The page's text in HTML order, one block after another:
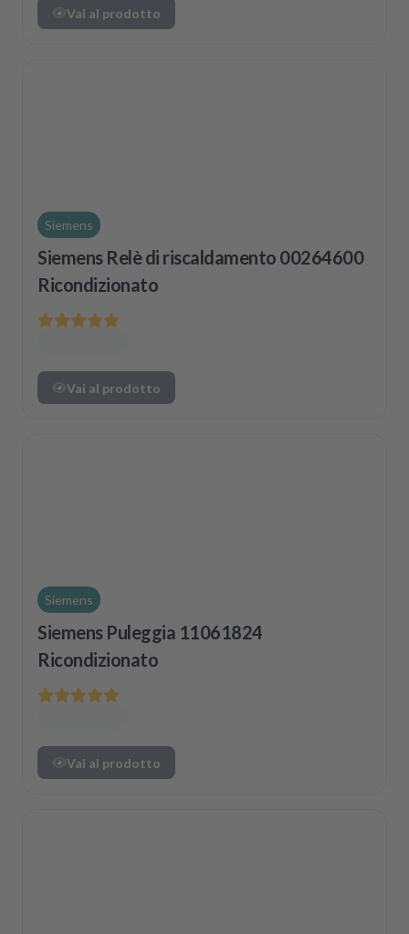
Vai al prodotto
Siemens
Siemens Relè di riscaldamento 00264600
Ricondizionato
Vai al prodotto
Siemens
Siemens Puleggia 11061824
Ricondizionato
Vai al prodotto